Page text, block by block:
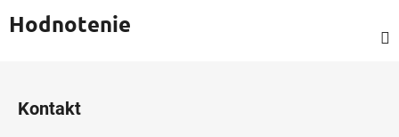
Hodnotenie
Kontakt